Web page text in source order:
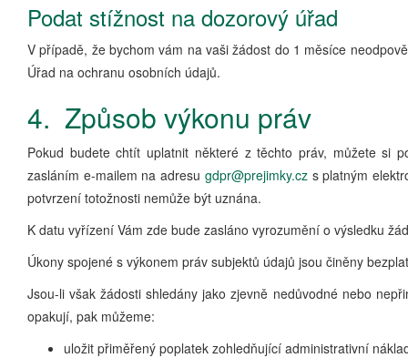
Podat stížnost na dozorový úřad
V případě, že bychom vám na vaši žádost do 1 měsíce
Úřad na ochranu osobních údajů.
4. Způsob výkonu práv
Pokud budete chtít uplatnit některé z těchto práv, můžete si
zasláním e-mailem na adresu gdpr@prejimky.czs platným
potvrzení totožnosti nemůže být uznána.
K datu vyřízení Vám zde bude zasláno vyrozumění o výsledku
Úkony spojené s výkonem práv subjektů údajů jsou činěny
Jsou-li však žádosti shledány jako zjevně nedůvodné nebo
opakují, pak můžeme:
uložit přiměřený poplatek zohledňující administrativní